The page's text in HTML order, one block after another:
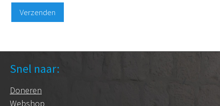
Verzenden
Snel naar:
Doneren
Webshop